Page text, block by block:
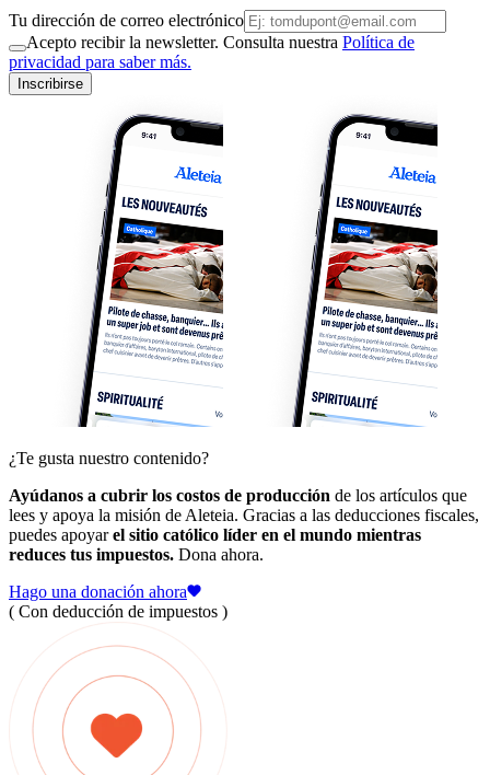
Tu dirección de correo electrónico
Acepto recibir la newsletter. Consulta nuestra Política de
privacidad para saber más.
Inscribirse
¿Te gusta nuestro contenido?
Ayúdanos a cubrir los costos de producción de los artículos que
lees y apoya la misión de Aleteia. Gracias a las deducciones fiscales,
puedes apoyarel sitio católico líder en el mundo mientras
reduces tus impuestos. Dona ahora.
Hago una donación ahora
( Con deducción de impuestos )